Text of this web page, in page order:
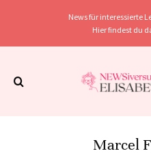
News für interessierte
Hier findest du
Marcel